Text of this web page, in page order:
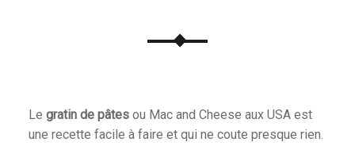
Le gratin de pâtesou Mac and Cheese aux USA est
une recette facile à faire et qui ne coute presque rien.